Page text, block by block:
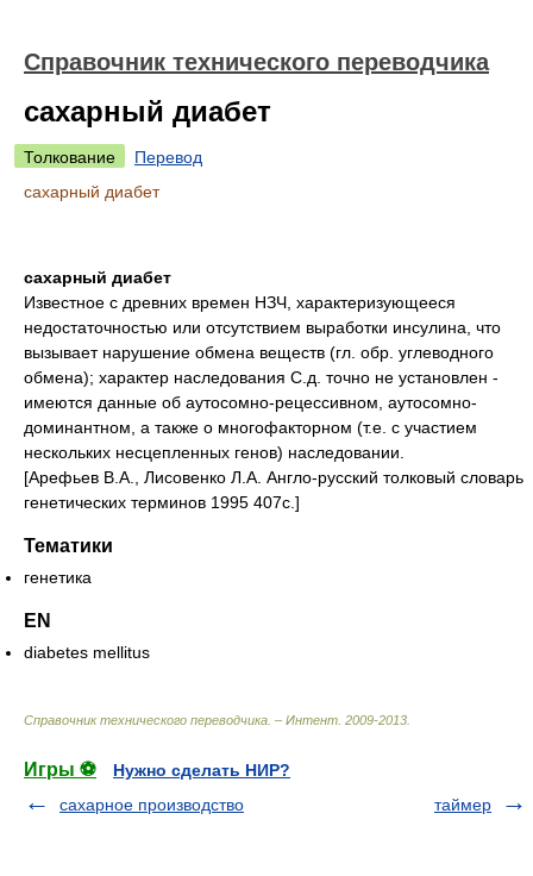
Справочник технического переводчика
сахарный диабет
Толкование
Перевод
сахарный диабет
сахарный диабет
Известное с древних времен НЗЧ, характеризующееся
недостаточностью или отсутствием выработки инсулина, что
вызывает нарушение обмена веществ (гл. обр. углеводного
обмена); характер наследования С.д. точно не установлен -
имеются данные об аутосомно-рецессивном, аутосомно-
доминантном, а также о многофакторном (т.е. с участием
нескольких несцепленных генов) наследовании.
[Арефьев В.А., Лисовенко Л.А. Англо-русский толковый словарь
генетических терминов 1995 407с.]
Тематики
генетика
EN
diabetes mellitus
Справочник технического переводчика. – Интент 2009-2013
Игры ⚽
Нужно сделать НИР?
сахарное производство
таймер